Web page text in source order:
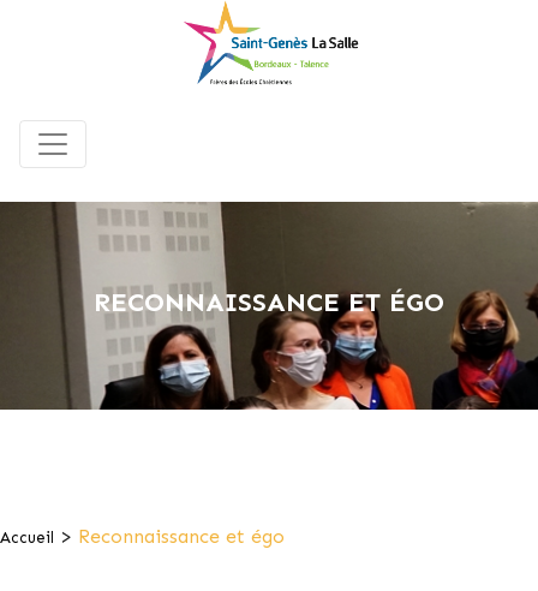
RECONNAISSANCE ET ÉGO
Accueil > Reconnaissance et égo